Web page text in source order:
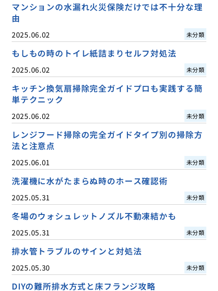
マンションの水漏れ火災保険だけでは不十分な理
由
2025.06.02 未分類
もしもの時のトイレ紙詰まりセルフ対処法
2025.06.02 未分類
キッチン換気扇掃除完全ガイドプロも実践する簡
単テクニック
2025.06.02 未分類
レンジフード掃除の完全ガイドタイプ別の掃除方
法と注意点
2025.06.01 未分類
洗濯機に水がたまらぬ時のホース確認術
2025.05.31 未分類
冬場のウォシュレットノズル不動凍結かも
2025.05.31 未分類
排水管トラブルのサインと対処法
2025.05.30 未分類
DIYの難所排水方式と床フランジ攻略